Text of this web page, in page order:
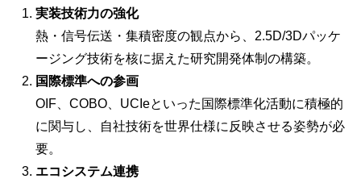
実装技術力の強化
熱・信号伝送・集積密度の観点から、2.5D/3Dパッケ
ージング技術を核に据えた研究開発体制の構築。
国際標準への参画
OIF、COBO、UCIeといった国際標準化活動に積極的
に関与し、自社技術を世界仕様に反映させる姿勢が必
要。
エコシステム連携